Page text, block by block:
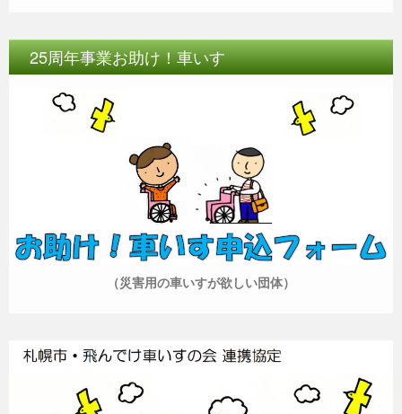
25周年事業お助け！車いす
（災害用の車いすが欲しい団体）